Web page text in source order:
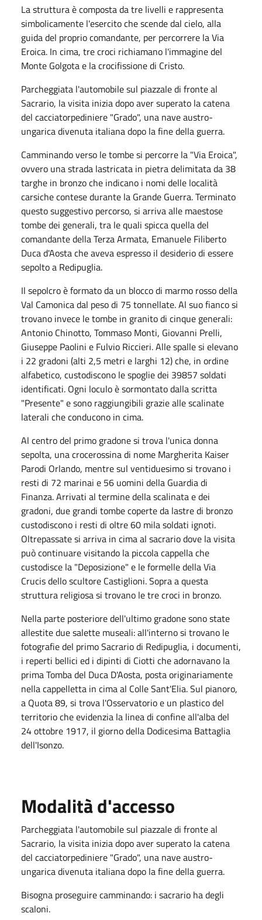
La struttura è composta da tre livelli e rappresenta
simbolicamente l'esercito che scende dal cielo, alla
guida del proprio comandante, per percorrere la Via
Eroica. In cima, tre croci richiamano l'immagine del
Monte Golgota e la crocifissione di Cristo.
Parcheggiata l'automobile sul piazzale di fronte al
Sacrario, la visita inizia dopo aver superato la catena
del cacciatorpediniere "Grado", una nave austro-
ungarica divenuta italiana dopo la fine della guerra.
Camminando verso le tombe si percorre la "Via Eroica",
ovvero una strada lastricata in pietra delimitata da 38
targhe in bronzo che indicano i nomi delle località
carsiche contese durante la Grande Guerra. Terminato
questo suggestivo percorso, si arriva alle maestose
tombe dei generali, tra le quali spicca quella del
comandante della Terza Armata, Emanuele Filiberto
Duca d'Aosta che aveva espresso il desiderio di essere
sepolto a Redipuglia.
Il sepolcro è formato da un blocco di marmo rosso della
Val Camonica dal peso di 75 tonnellate. Al suo fianco si
trovano invece le tombe in granito di cinque generali:
Antonio Chinotto, Tommaso Monti, Giovanni Prelli,
Giuseppe Paolini e Fulvio Riccieri. Alle spalle si elevano
i 22 gradoni (alti 2,5 metri e larghi 12) che, in ordine
alfabetico, custodiscono le spoglie dei 39857 soldati
identificati. Ogni loculo è sormontato dalla scritta
"Presente" e sono raggiungibili grazie alle scalinate
laterali che conducono in cima.
Al centro del primo gradone si trova l'unica donna
sepolta, una crocerossina di nome Margherita Kaiser
Parodi Orlando, mentre sul ventiduesimo si trovano i
resti di 72 marinai e 56 uomini della Guardia di
Finanza. Arrivati al termine della scalinata e dei
gradoni, due grandi tombe coperte da lastre di bronzo
custodiscono i resti di oltre 60 mila soldati ignoti.
Oltrepassate si arriva in cima al sacrario dove la visita
può continuare visitando la piccola cappella che
custodisce la "Deposizione" e le formelle della Via
Crucis dello scultore Castiglioni. Sopra a questa
struttura religiosa si trovano le tre croci in bronzo.
Nella parte posteriore dell'ultimo gradone sono state
allestite due salette museali: all'interno si trovano le
fotografie del primo Sacrario di Redipuglia, i documenti,
i reperti bellici ed i dipinti di Ciotti che adornavano la
prima Tomba del Duca D'Aosta, posta originariamente
nella cappelletta in cima al Colle Sant'Elia. Sul pianoro,
a Quota 89, si trova l'Osservatorio e un plastico del
territorio che evidenzia la linea di confine all'alba del
24 ottobre 1917, il giorno della Dodicesima Battaglia
dell'Isonzo.
Modalità d'accesso
Parcheggiata l'automobile sul piazzale di fronte al
Sacrario, la visita inizia dopo aver superato la catena
del cacciatorpediniere "Grado", una nave austro-
ungarica divenuta italiana dopo la fine della guerra.
Bisogna proseguire camminando: i sacrario ha degli
scaloni.